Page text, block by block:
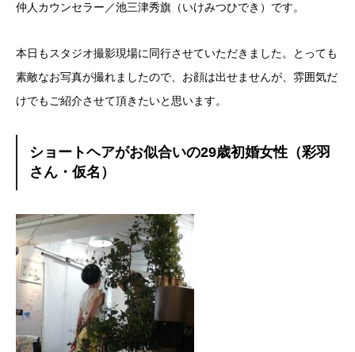
仲人カウンセラー／池三津秀旗（いけみつひでき）です。
本日もスタジオ撮影現場に同行させていただきました。とっても
素敵なお写真が撮れましたので、お顔は出せませんが、雰囲気だ
けでもご紹介させて頂きたいと思います。
ショートヘアがお似合いの29歳初婚女性（彩羽
さん・仮名）